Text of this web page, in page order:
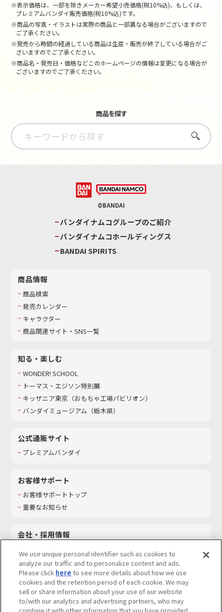
※表示価格は、一部を除きメーカー希望小売価格(税10%込)、もしくは、
プレミアムバンダイ販売価格(税10%込)です。
※商品の写真・イラストは実際の商品と一部異なる場合がございますので
ご了承ください。
※発売から時間の経過している商品は生産・販売が終了している場合がご
ざいますのでご了承ください。
※商品名・発売日・価格などこのホームページの情報は変更になる場合が
ございますのでご了承ください。
商品を探す
さがす
©BANDAI
バンダイナムコグループのご紹介
バンダイナムコホールディングス
BANDAI SPIRITS
商品情報
商品検索
発売カレンダー
キャラクター
商品関連サイト・SNS一覧
知る・楽しむ
WONDER! SCHOOL
トーマス・エジソン特別展
キッザニア東京（おもちゃ工場パビリオン）​
バンダイミュージアム（栃木県）
公式通販サイト
プレミアムバンダイ
お客様サポート
お客様サポートトップ
重要なお知らせ
会社・採用情報
採用情報
サステナビリティ
お問い合わせ
We use unique personal identifier such as cookies to
analyze our traffic and to personalize content and ads.
Please click here to see more details about how we use
cookies and the retention period of each cookie. We may
sell or share information about your use of our website
to/with our analytics and advertising partners, who may